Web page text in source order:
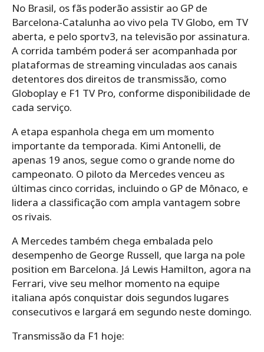
No Brasil, os fãs poderão assistir ao GP de
Barcelona-Catalunha ao vivo pela TV Globo, em TV
aberta, e pelo sportv3, na televisão por assinatura.
A corrida também poderá ser acompanhada por
plataformas de streaming vinculadas aos canais
detentores dos direitos de transmissão, como
Globoplay e F1 TV Pro, conforme disponibilidade de
cada serviço.
A etapa espanhola chega em um momento
importante da temporada. Kimi Antonelli, de
apenas 19 anos, segue como o grande nome do
campeonato. O piloto da Mercedes venceu as
últimas cinco corridas, incluindo o GP de Mônaco, e
lidera a classificação com ampla vantagem sobre
os rivais.
A Mercedes também chega embalada pelo
desempenho de George Russell, que larga na pole
position em Barcelona. Já Lewis Hamilton, agora na
Ferrari, vive seu melhor momento na equipe
italiana após conquistar dois segundos lugares
consecutivos e largará em segundo neste domingo.
Transmissão da F1 hoje: